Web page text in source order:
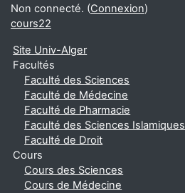
Non connecté. (Connexion)
cours22
Site Univ-Alger
Facultés
Faculté des Sciences
Faculté de Médecine
Faculté de Pharmacie
Faculté des Sciences Islamiques
Faculté de Droit
Cours
Cours des Sciences
Cours de Médecine